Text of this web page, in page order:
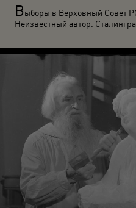
Выборы в Верховный Совет
Неизвестный автор.